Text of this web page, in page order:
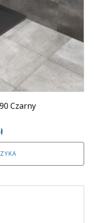
Czarny
Aktualna
cena
wynosi:
1696,00 zł.